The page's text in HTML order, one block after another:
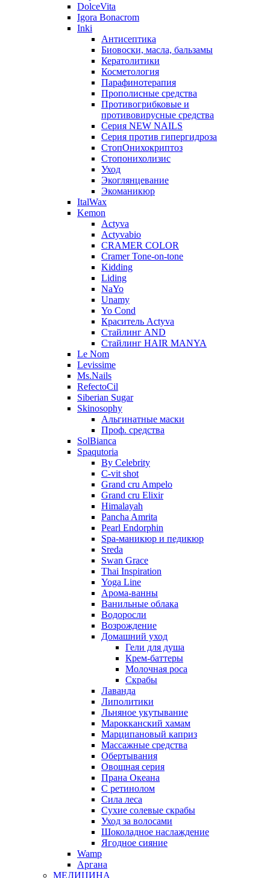
DolceVita
Igora Bonacrom
Inki
Антисептика
Биовоски, масла, бальзамы
Кератолитики
Косметология
Парафинотерапия
Прополисные средства
Противогрибковые и
противовирусные средства
Серия NEW NAILS
Серия против гипергидроза
СтопОнихокриптоз
Стопонихолизис
Уход
Экоглянцевание
Экоманикюр
ItalWax
Kemon
Actyva
Actyvabio
CRAMER COLOR
Cramer Tone-on-tone
Kidding
Liding
NaYo
Unamy
Yo Cond
Краситель Actyva
Стайлинг AND
Стайлинг HAIR MANYA
Le Nom
Levissime
Ms.Nails
RefectoCil
Siberian Sugar
Skinosophy
Альгинатные маски
Проф. средства
SolBianca
Spaqutoria
By Celebrity
C-vit shot
Grand cru Ampelo
Grand сru Elixir
Himalayah
Pancha Amrita
Pearl Endorphin
Spa-маникюр и педикюр
Sreda
Swan Grace
Thai Inspiration
Yoga Line
Арома-ванны
Ванильные облака
Водоросли
Возрождение
Домашний уход
Гели для душа
Крем-баттеры
Молочная роса
Скрабы
Лаванда
Липолитики
Льняное укутывание
Марокканский хамам
Марципановый каприз
Массажные средства
Обертывания
Овощная серия
Прана Океана
С ретинолом
Сила леса
Сухие солевые скрабы
Уход за волосами
Шоколадное наслаждение
Ягодное сияние
Wamp
Аргана
МЕДИЦИНА